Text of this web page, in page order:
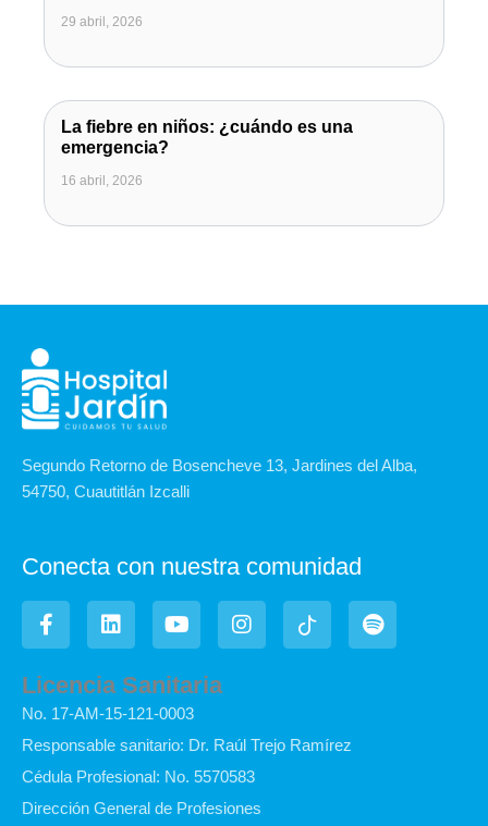
29 abril, 2026
La fiebre en niños: ¿cuándo es una
emergencia?
16 abril, 2026
Segundo Retorno de Bosencheve 13, Jardines del Alba,
54750, Cuautitlán Izcalli
Conecta con nuestra comunidad
F
a
c
e
b
o
o
-
f
L
i
n
k
e
d
i
Y
o
u
t
u
b
e
I
n
s
r
m
I
c
o
i
S
p
o
Licencia Sanitaria
No. 17-AM-15-121-0003
Responsable sanitario: Dr. Raúl Trejo Ramírez
Cédula Profesional: No. 5570583
Dirección General de Profesiones